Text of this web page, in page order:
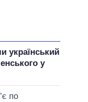
український
у
по